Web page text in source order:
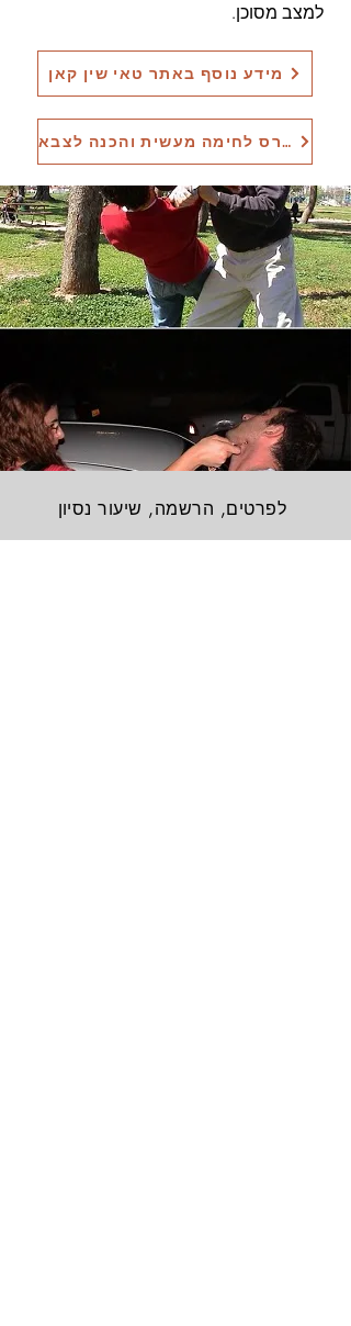
למצב מסוכן.
מידע נוסף באתר טאי שין קאן
לקורס לחימה מעשית והכנה לצבא
לפרטים, הרשמה, שיעור נסיון
צרו קשר